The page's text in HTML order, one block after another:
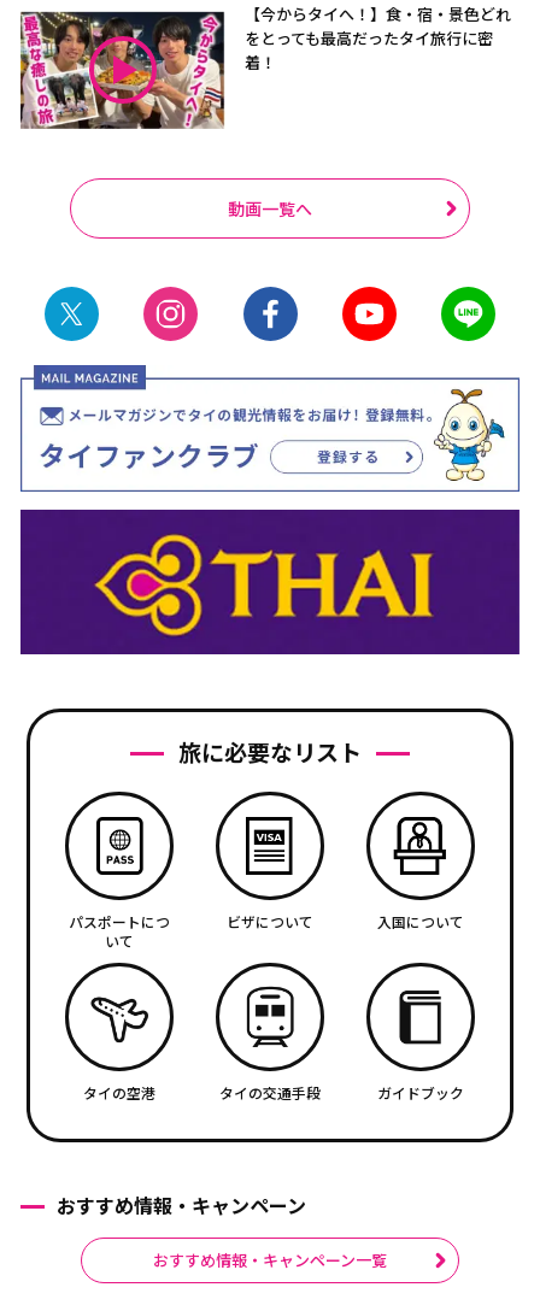
【今からタイへ！】食・宿・景色どれ
をとっても最高だったタイ旅行に密
着！
動画一覧へ
旅に必要なリスト
パスポートにつ
いて
ビザについて 入国について
タイの空港 タイの交通手段 ガイドブック
おすすめ情報・キャンペーン
おすすめ情報・キャンペーン一覧